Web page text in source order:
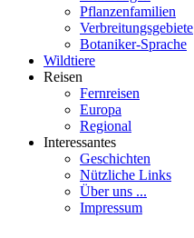
Pflanzenfamilien
Verbreitungsgebiete
Botaniker-Sprache
Wildtiere
Reisen
Fernreisen
Europa
Regional
Interessantes
Geschichten
Nützliche Links
Über uns ...
Impressum